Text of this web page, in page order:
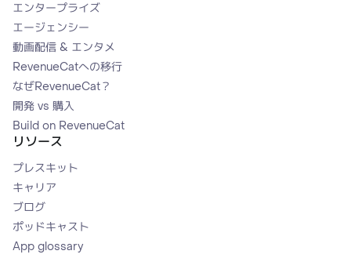
エンタープライズ
エージェンシー
動画配信 & エンタメ
RevenueCatへの移行
なぜRevenueCat？
開発 vs 購入
Build on RevenueCat
リソース
プレスキット
キャリア
ブログ
ポッドキャスト
App glossary